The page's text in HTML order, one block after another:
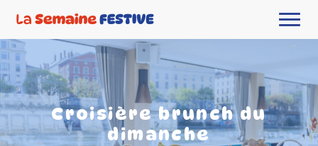
Croisière brunch du
dimanche